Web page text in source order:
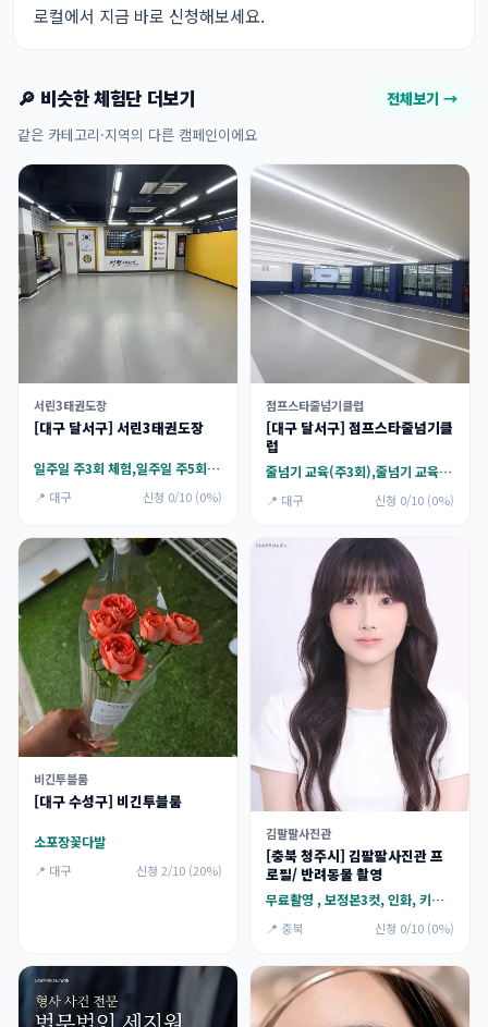
로컬에서 지금 바로 신청해보세요.
🔎 비슷한 체험단 더보기 전체보기 →
같은 카테고리·지역의 다른 캠페인이에요
서린3태권도장
[대구 달서구] 서린3태권도장
일주일 주3회 체험,일주일 주5회 체험
📍 대구 신청 0/10 (0%)
점프스타줄넘기클럽
[대구 달서구] 점프스타줄넘기클
럽
줄넘기 교육(주3회),줄넘기 교육(주2회)
📍 대구 신청 0/10 (0%)
비긴투블룸
[대구 수성구] 비긴투블룸
소포장꽃다발
📍 대구 신청 2/10 (20%)
김팔팔사진관
[충북 청주시] 김팔팔사진관 프
로필/ 반려동물 촬영
무료촬영 , 보정본3컷, 인화, 키링1개
📍 충북 신청 0/10 (0%)